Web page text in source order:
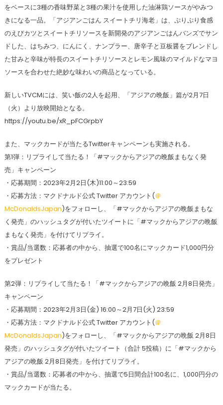
をベースに3種の香味野菜と3種の果汁を使用した油淋鶏ソースがやみつ
きになる一品。「アジアンごはん スイートチリ海老」は、ぷりぷり食感
のえびカツとスイートチリソースを新開発のアジアンごはんバンズでサン
ドした、はちみつ、にんにく、ナンプラー、唐辛子と豆板醤をブレンドし
た甘みと辛味が特長のスイートチリソースとレモン風味のマイルドなマヨ
ソースを合わせた絶妙な味わいの商品となっている。
新しいTVCMには、笑い飯の2人を起用、「アジアの晩飯」篇が2月7日
（火）より放映開始となる。
https://youtu.be/xR_pFCGrpbY
また、マックカードが当たるTwitterキャンペーンも実施される。
第1弾：リプライして当たる！「#マックからアジアの晩飯まもなく発
売」キャンペーン
・応募期間：2023年2月2日(木)11:00～23:59
・応募方法：マクドナルド公式 Twitter アカウント(＠
McDonaldsJapan)をフォローし、「#マックからアジアの晩飯まもな
く発売」のハッシュタグが付いたツイートに「#マックからアジアの晩飯
まもなく発売」を付けてリプライ。
・賞品/当選数：応募者の中から、抽選で100名にマックカード1,000円分
をプレゼント
第2弾：リプライして当たる！「#マックからアジアの晩飯 2月8日発売」
キャンペーン
・応募期間：2023年2月3日(金) 16:00～2月7日(火) 23:59
・応募方法：マクドナルド公式 Twitter アカウント(＠
McDonaldsJapan)をフォローし、「#マックからアジアの晩飯 2月8日
発売」のハッシュタグが付いたツイート（合計 5投稿）に「#マックから
アジアの晩飯 2月8日発売」を付けてリプライ。
・賞品/当選数：応募者の中から、抽選で5日間合計100名に、1,000円分の
マックカードが当たる。